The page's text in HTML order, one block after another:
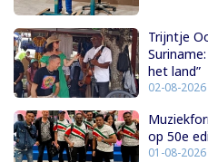
Trijntje
het land”
02-08-2026
op 50e
01-08-2026